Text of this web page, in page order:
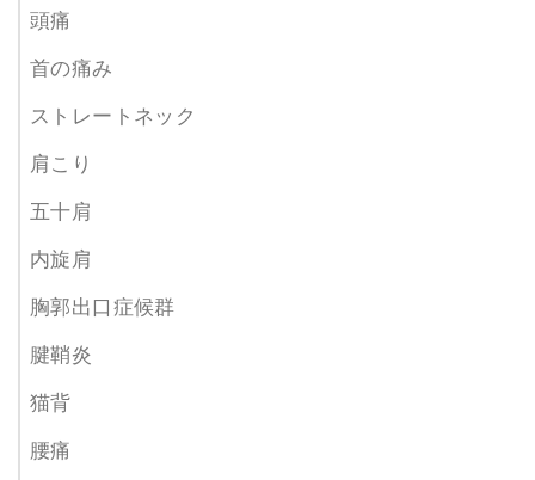
頭痛
首の痛み
ストレートネック
肩こり
五十肩
内旋肩
胸郭出口症候群
腱鞘炎
猫背
腰痛